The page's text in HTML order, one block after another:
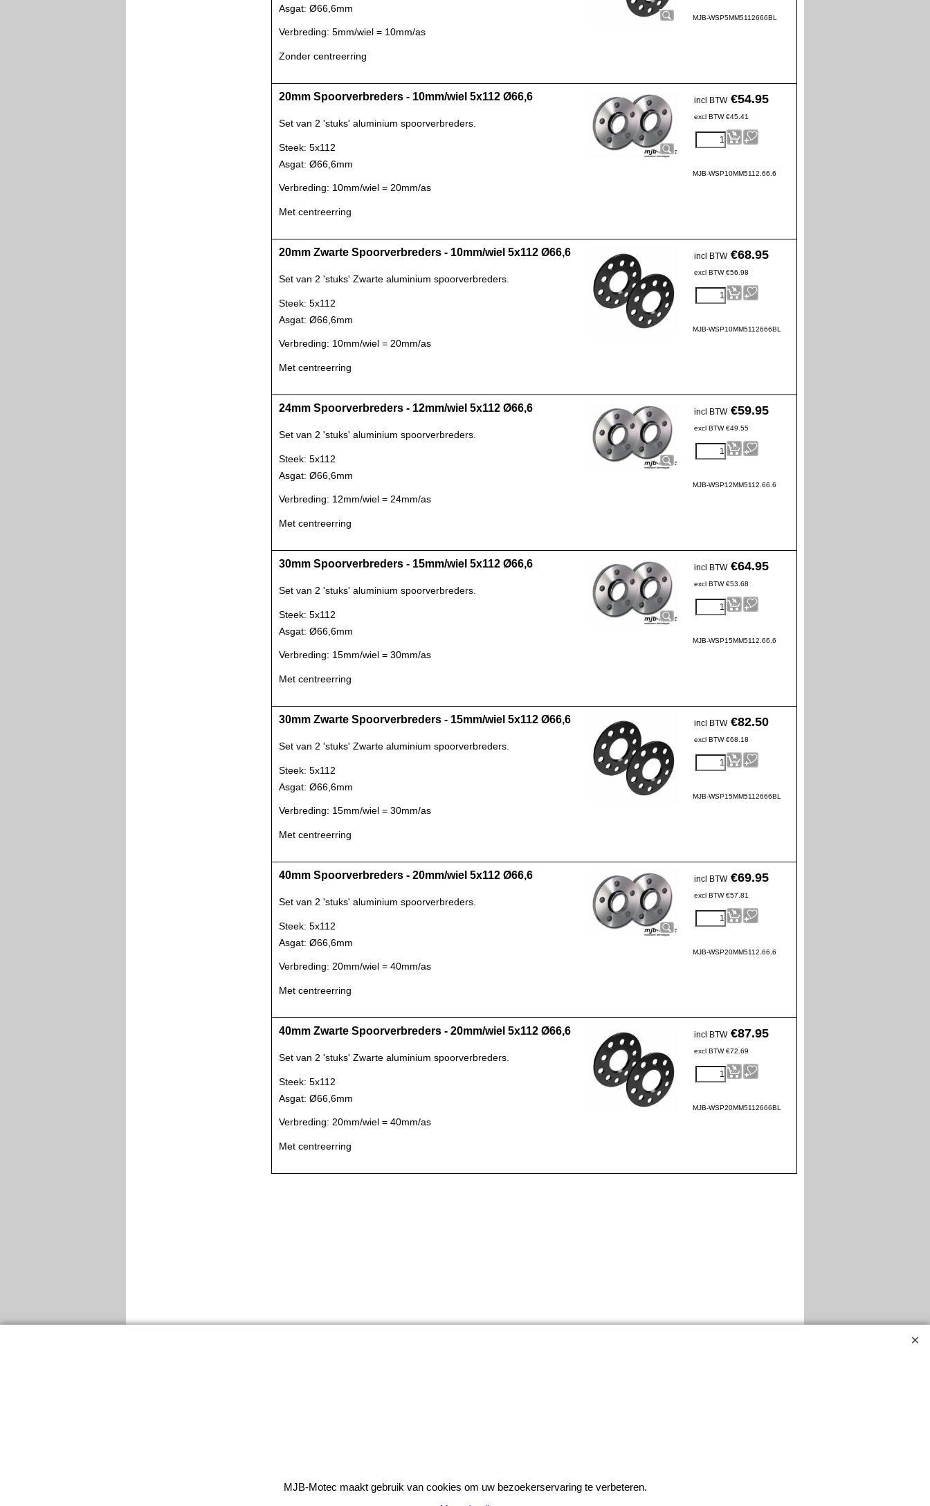
MJB-WSP5MM5112666BL
Asgat: Ø66,6mm
Verbreding: 5mm/wiel = 10mm/as
Zonder centreerring
incl BTW €54.95
excl BTW €45.41
MJB-WSP10MM5112.66.6
20mm Spoorverbreders - 10mm/wiel 5x112 Ø66,6
Set van 2 'stuks' aluminium spoorverbreders.
Steek: 5x112
Asgat: Ø66,6mm
Verbreding: 10mm/wiel = 20mm/as
Met centreerring
incl BTW €68.95
excl BTW €56.98
MJB-WSP10MM5112666BL
20mm Zwarte Spoorverbreders - 10mm/wiel 5x112 Ø66,6
Set van 2 'stuks' Zwarte aluminium spoorverbreders.
Steek: 5x112
Asgat: Ø66,6mm
Verbreding: 10mm/wiel = 20mm/as
Met centreerring
incl BTW €59.95
excl BTW €49.55
MJB-WSP12MM5112.66.6
24mm Spoorverbreders - 12mm/wiel 5x112 Ø66,6
Set van 2 'stuks' aluminium spoorverbreders.
Steek: 5x112
Asgat: Ø66,6mm
Verbreding: 12mm/wiel = 24mm/as
Met centreerring
incl BTW €64.95
excl BTW €53.68
MJB-WSP15MM5112.66.6
30mm Spoorverbreders - 15mm/wiel 5x112 Ø66,6
Set van 2 'stuks' aluminium spoorverbreders.
Steek: 5x112
Asgat: Ø66,6mm
Verbreding: 15mm/wiel = 30mm/as
Met centreerring
incl BTW €82.50
excl BTW €68.18
MJB-WSP15MM5112666BL
30mm Zwarte Spoorverbreders - 15mm/wiel 5x112 Ø66,6
Set van 2 'stuks' Zwarte aluminium spoorverbreders.
Steek: 5x112
Asgat: Ø66,6mm
Verbreding: 15mm/wiel = 30mm/as
Met centreerring
incl BTW €69.95
excl BTW €57.81
MJB-WSP20MM5112.66.6
40mm Spoorverbreders - 20mm/wiel 5x112 Ø66,6
Set van 2 'stuks' aluminium spoorverbreders.
Steek: 5x112
Asgat: Ø66,6mm
Verbreding: 20mm/wiel = 40mm/as
Met centreerring
incl BTW €87.95
excl BTW €72.69
MJB-WSP20MM5112666BL
40mm Zwarte Spoorverbreders - 20mm/wiel 5x112 Ø66,6
Set van 2 'stuks' Zwarte aluminium spoorverbreders.
Steek: 5x112
Asgat: Ø66,6mm
Verbreding: 20mm/wiel = 40mm/as
Met centreerring
MJB-Motec maakt gebruik van cookies om uw bezoekerservaring te verbeteren.